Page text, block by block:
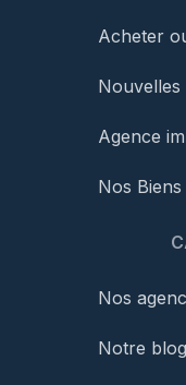
Acheter
Agence
Nos
Nos
Notre